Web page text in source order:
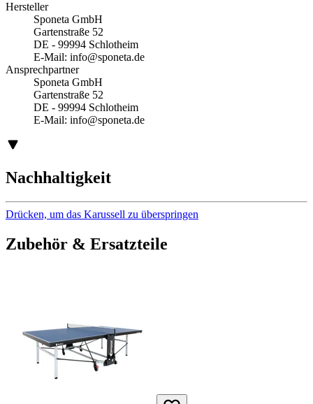
Hersteller
Sponeta GmbH
Gartenstraße 52
DE - 99994 Schlotheim
E-Mail: info@sponeta.de
Ansprechpartner
Sponeta GmbH
Gartenstraße 52
DE - 99994 Schlotheim
E-Mail: info@sponeta.de
Nachhaltigkeit
Drücken, um das Karussell zu überspringen
Zubehör & Ersatzteile